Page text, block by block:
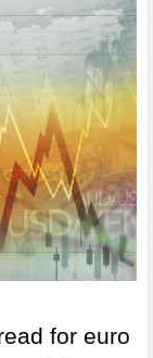
for euro